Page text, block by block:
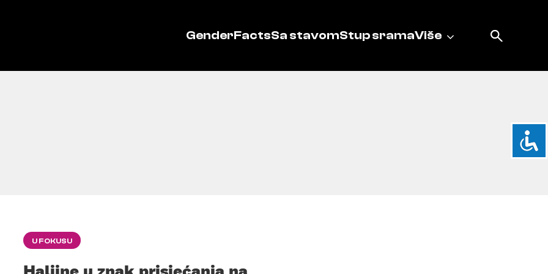
GenderFactsSa stavomStup sramaViše
U FOKUSU